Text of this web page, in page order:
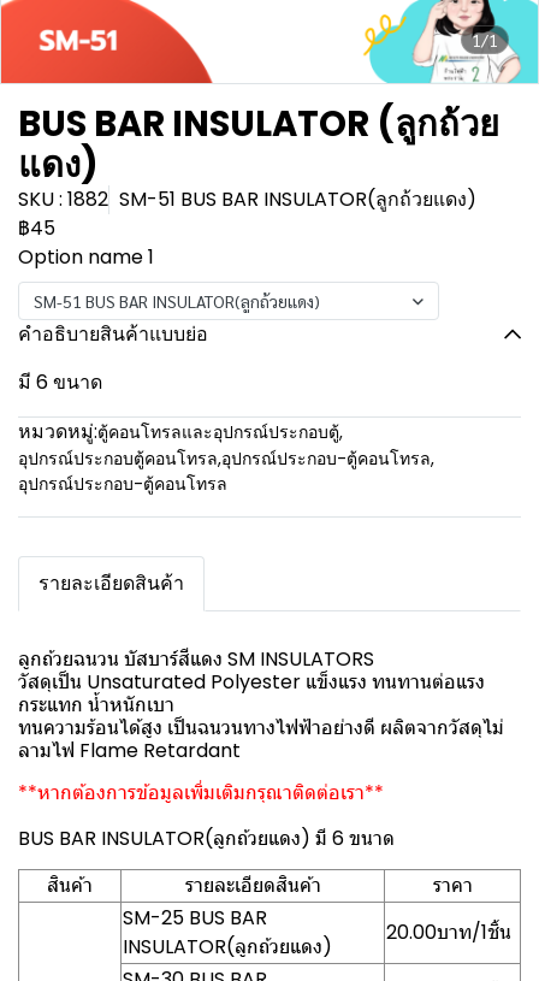
1/1
BUS BAR INSULATOR (ลูกถ้วย
แดง)
SKU : 1882 SM-51 BUS BAR INSULATOR(ลูกถ้วยแดง)
฿45
Option name 1
SM-51 BUS BAR INSULATOR(ลูกถ้วยแดง)
คำอธิบายสินค้าแบบย่อ
มี 6 ขนาด
หมวดหมู่:ตู้คอนโทรลและอุปกรณ์ประกอบตู้,
อุปกรณ์ประกอบตู้คอนโทรล,อุปกรณ์ประกอบ-ตู้คอนโทรล,
อุปกรณ์ประกอบ-ตู้คอนโทรล
รายละเอียดสินค้า
ลูกถ้วยฉนวน บัสบาร์สีแดง SM INSULATORS
วัสดุเป็น Unsaturated Polyester แข็งแรง ทนทานต่อแรง
กระแทก น้ำหนักเบา
ทนความร้อนได้สูง เป็นฉนวนทางไฟฟ้าอย่างดี ผลิตจากวัสดุไม่
ลามไฟ Flame Retardant
**หากต้องการข้อมูลเพิ่มเติมกรุณาติดต่อเรา**
BUS BAR INSULATOR(ลูกถ้วยแดง) มี 6 ขนาด
สินค้า
รายละเอียดสินค้า
ราคา
SM-25 BUS BAR
INSULATOR(ลูกถ้วยแดง)
20.00บาท/1ชิ้น